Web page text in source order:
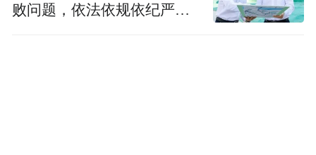
败问题，依法依规依纪严肃